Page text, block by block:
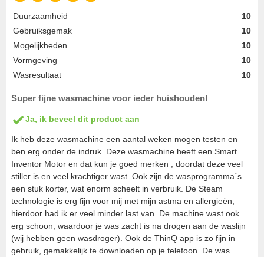
Duurzaamheid
10
Gebruiksgemak
10
Mogelijkheden
10
Vormgeving
10
Wasresultaat
10
Super fijne wasmachine voor ieder huishouden!
Ja, ik beveel dit product aan
Ik heb deze wasmachine een aantal weken mogen testen en
ben erg onder de indruk. Deze wasmachine heeft een Smart
Inventor Motor en dat kun je goed merken , doordat deze veel
stiller is en veel krachtiger wast. Ook zijn de wasprogramma´s
een stuk korter, wat enorm scheelt in verbruik. De Steam
technologie is erg fijn voor mij met mijn astma en allergieën,
hierdoor had ik er veel minder last van. De machine wast ook
erg schoon, waardoor je was zacht is na drogen aan de waslijn
(wij hebben geen wasdroger). Ook de ThinQ app is zo fijn in
gebruik, gemakkelijk te downloaden op je telefoon. De was